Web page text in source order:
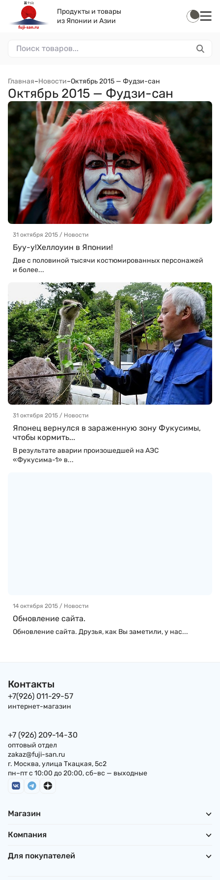
Продукты и товары
из Японии и Азии
Главная–Новости–Октябрь 2015 — Фудзи-сан
Октябрь 2015 — Фудзи-сан
31 октября 2015 / Новости
Буу-у!Хеллоуин в Японии!
Две с половиной тысячи костюмированных персонажей
и более...
31 октября 2015 / Новости
Японец вернулся в зараженную зону Фукусимы,
чтобы кормить...
В результате аварии произошедшей на АЭС
«Фукусима-1» в...
14 октября 2015 / Новости
Обновление сайта.
Обновление сайта. Друзья, как Вы заметили, у нас...
Контакты
+7(926) 011-29-57
интернет-магазин
+7 (926) 209-14-30
оптовый отдел
zakaz@fuji-san.ru
г. Москва, улица Ткацкая, 5с2
пн–пт с 10:00 до 20:00, сб–вс — выходные
Магазин
Компания
Для покупателей